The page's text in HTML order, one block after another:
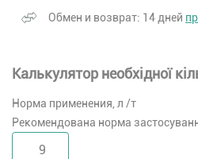
Обмен и возврат: 14 дней
Калькулятор необхідної
Норма применения, л /т
Рекомендована норма